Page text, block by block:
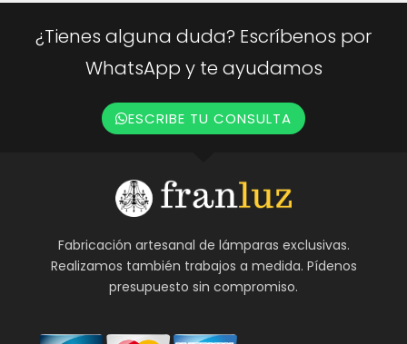
¿Tienes alguna duda? Escríbenos por
WhatsApp y te ayudamos
ESCRIBE TU CONSULTA
Fabricación artesanal de lámparas exclusivas.
Realizamos también trabajos a medida. Pídenos
presupuesto sin compromiso.